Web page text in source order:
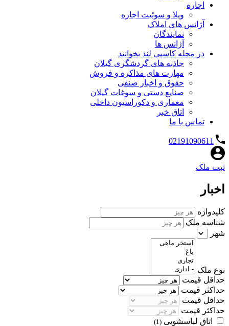
اجاره
ویلا و سوئیت اجاره
آژانس های املاک
نمایندگان
آژانس ها
در مجله کاسپی لند بخوانید
جاذبه های گردشگری گیلان
مهارت های مذاکره و فروش
حقوق و اخبار صنفی
صنایع دستی و سوغات گیلان
معماری و دکوراسیون داخلی
اتاق خبر
تماس با ما
02191090611
ثبت ملک
اخبار
کلیدواژه
شناسه ملک
شهر
نوع ملک
حداقل قیمت
حداکثر قیمت
حداقل قیمت
حداکثر قیمت
اتاق لباسشویی (1)